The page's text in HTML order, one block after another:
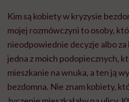
Kim są kobiety w kryzysie
mojej rozmówczyni to osoby,
nieodpowiednie decyzje albo za
jedna z moich podopiecznych,
mieszkanie na wnuka, a ten ją
bezdomna. Nie znam kobiety,